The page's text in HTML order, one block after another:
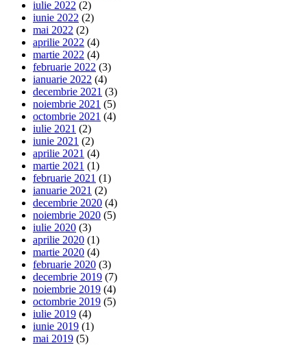
iulie 2022 (2)
iunie 2022 (2)
mai 2022 (2)
aprilie 2022 (4)
martie 2022 (4)
februarie 2022 (3)
ianuarie 2022 (4)
decembrie 2021 (3)
noiembrie 2021 (5)
octombrie 2021 (4)
iulie 2021 (2)
iunie 2021 (2)
aprilie 2021 (4)
martie 2021 (1)
februarie 2021 (1)
ianuarie 2021 (2)
decembrie 2020 (4)
noiembrie 2020 (5)
iulie 2020 (3)
aprilie 2020 (1)
martie 2020 (4)
februarie 2020 (3)
decembrie 2019 (7)
noiembrie 2019 (4)
octombrie 2019 (5)
iulie 2019 (4)
iunie 2019 (1)
mai 2019 (5)